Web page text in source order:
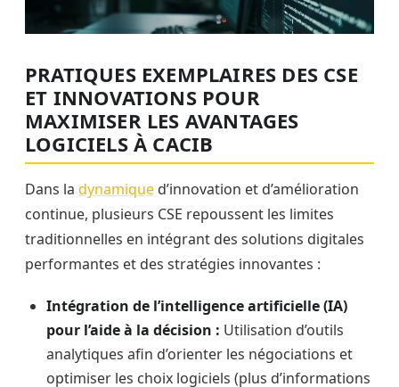
PRATIQUES EXEMPLAIRES DES CSE
ET INNOVATIONS POUR
MAXIMISER LES AVANTAGES
LOGICIELS À CACIB
Dans la dynamique d’innovation et d’amélioration
continue, plusieurs CSE repoussent les limites
traditionnelles en intégrant des solutions digitales
performantes et des stratégies innovantes :
Intégration de l’intelligence artificielle (IA)
pour l’aide à la décision : Utilisation d’outils
analytiques afin d’orienter les négociations et
optimiser les choix logiciels (plus d’informations